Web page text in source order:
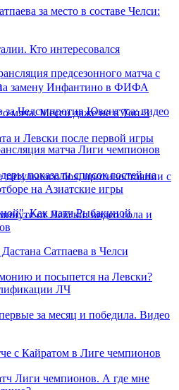
за место в составе Челси:
Кто интересовался
замену Инфантино в ФИФА
мяча. Месси даже не в Топ-3
и Левски после первой игры
боя, противостоянии с
на Азиатские игры
от Левски: видео гола и
предсезонного матча с
за Челси против Ювентуса: видео
матча Лиги чемпионов
показали список гостей на
Как матч Рыбакиной
Сатпаева в Челси
и посыпется на Левски?
ЛЧ
за месяц и победила. Видео
с Кайратом в Лиге чемпионов
Лиги чемпионов. А где мне